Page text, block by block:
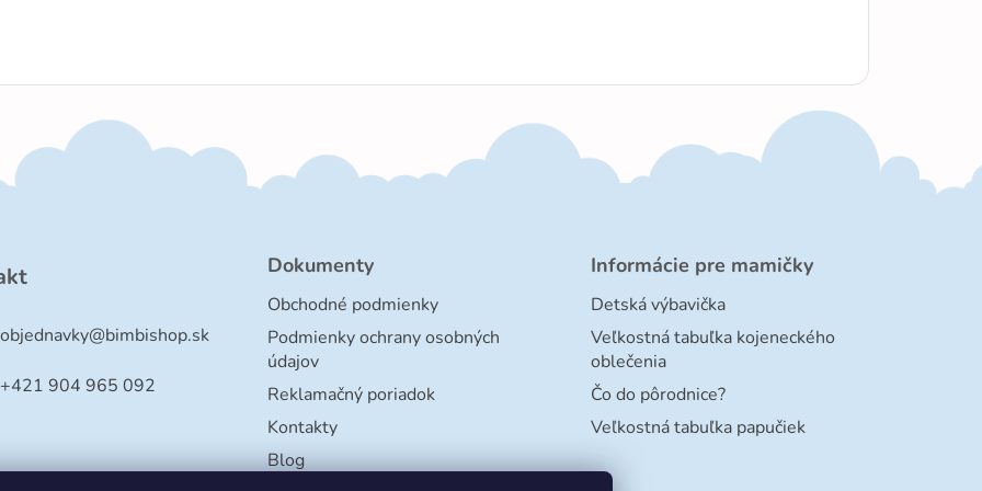
objednavky@bimbishop.sk
+421 904 965 092
Dokumenty
Obchodné podmienky
Podmienky ochrany osobných
údajov
Reklamačný poriadok
Kontakty
Blog
Informácie pre mamičky
Detská výbavička
Veľkostná tabuľka kojeneckého
oblečenia
Čo do pôrodnice?
Veľkostná tabuľka papučiek